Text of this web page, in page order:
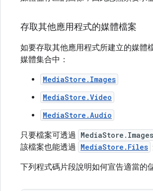
存取其他應用程式的媒體檔案
如要存取其他應用程式所建立的媒體
媒體集合中：
MediaStore.Images
MediaStore.Video
MediaStore.Audio
只要檔案可透過 MediaStore.Images
該檔案也能透過 MediaStore.Files
下列程式碼片段說明如何宣告適當的